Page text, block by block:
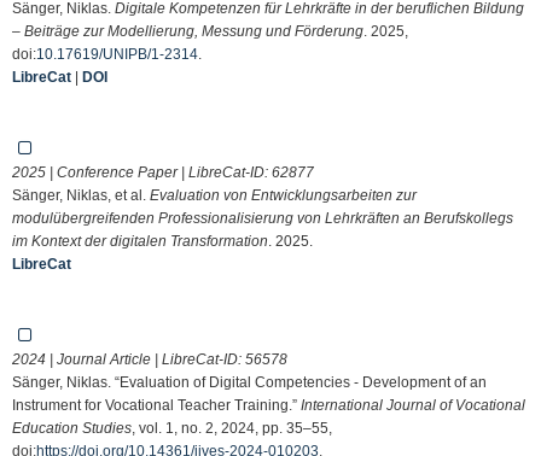
Sänger, Niklas. Digitale Kompetenzen für Lehrkräfte in der beruflichen Bildung
– Beiträge zur Modellierung, Messung und Förderung . 2025,
doi:10.17619/UNIPB/1-2314
LibreCat | DOI
2025 | Conference Paper | LibreCat-ID: 62877
Sänger, Niklas, et al. Evaluation von Entwicklungsarbeiten zur
modulübergreifenden Professionalisierung von Lehrkräften an Berufskollegs
im Kontext der digitalen Transformation . 2025.
LibreCat
2024 | Journal Article | LibreCat-ID: 56578
Sänger, Niklas. “Evaluation of Digital Competencies - Development of an
Instrument for Vocational Teacher Training.” International Journal of Vocational
Education Studies , vol. 1, no. 2, 2024, pp. 35–55,
doi:https://doi.org/10.14361/ijves-2024-010203